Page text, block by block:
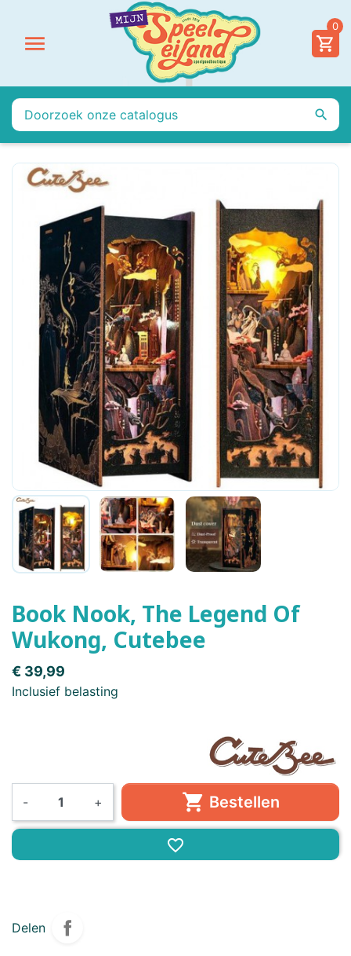

0

Book Nook, The Legend Of
Wukong, Cutebee
€ 39,99
Inclusief belasting
- +  Bestellen
favorite_border
Delen